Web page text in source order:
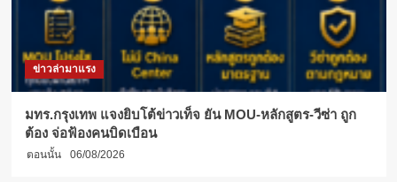
ข่าวล่ามาแรง
มทร.กรุงเทพ แจงยิบโต้ข่าวเท็จ ยัน MOU-หลักสูตร-วีซ่า ถูก
ต้อง จ่อฟ้องคนบิดเบือน
ตอนนั้น 06/08/2026